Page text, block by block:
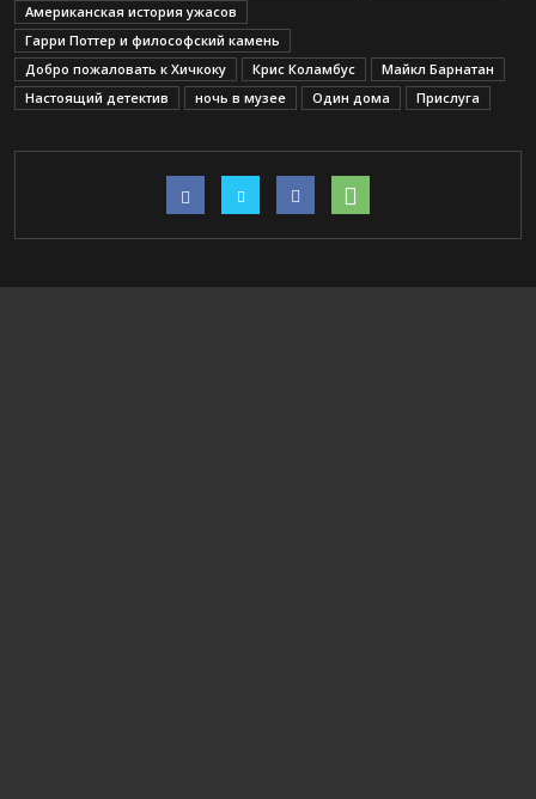
Американская история ужасов
Гарри Поттер и философский камень
Добро пожаловать к Хичкоку
Крис Коламбус
Майкл Барнатан
Настоящий детектив
ночь в музее Один дома Прислуга